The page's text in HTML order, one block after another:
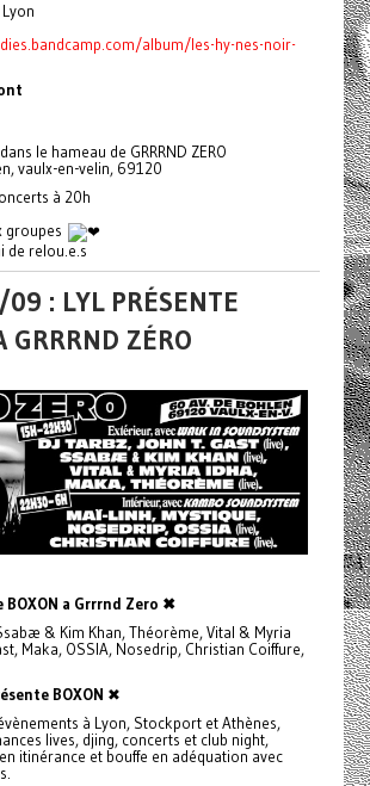
album/les-hy-nes-noir-
le hameau de GRRRND ZERO
vaulx-en-velin, 69120
à 20h
groupes
de relou.e.s
: LYL PRÉSENTE
GRRRND ZÉRO
BOXON a Grrrnd Zero ✖
& Kim Khan, Théorème, Vital & Myria
Maka, OSSIA, Nosedrip, Christian Coiffure,
BOXON ✖
à Lyon, Stockport et Athènes,
lives, djing, concerts et club night,
itinérance et bouffe en adéquation avec